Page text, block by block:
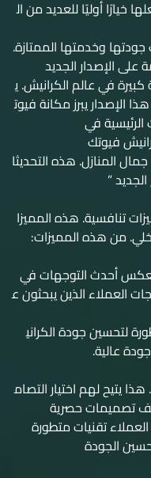
أوليًا للعديد من ال
وخدمتها الممتازة.
2025: نظرة عامة على الإصدار الجديد
2025 يمثل نقلة كبيرة في عالم الكرانيش. ي
الإصدار يبرز مكانة فيوت
في
كتالوج كرانيش فيوتك
جمال المنازل. هذه التحديثا
”
2025 يتميز بمميزات تنافسية. هذه المميزا
من هذه المميزات:
أحدث التوجهات في
العملاء الذين يبحثون ع
لتحسين جودة الكراني
عالية.
يتيح لهم اختيار التصام
تصميمات حصرية
تقنيات متطورة
الجودة